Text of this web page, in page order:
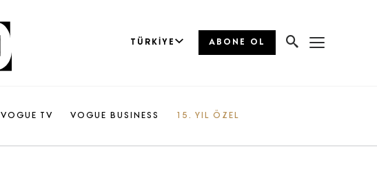
TÜRKIYE ABONE OL
VOGUE TV VOGUE BUSINESS 15. YIL ÖZEL